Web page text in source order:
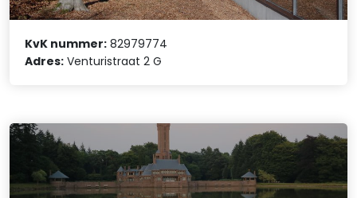
KvK nummer: 82979774
Adres: Venturistraat 2 G